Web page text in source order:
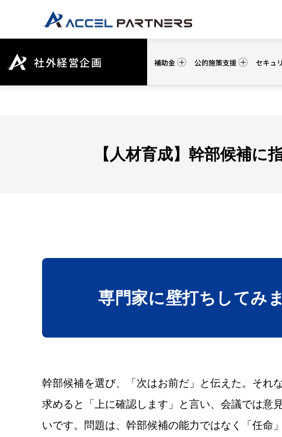
社外経営企画 補助金 公的施策支援 セキュ
【人材育成】幹部候補
専門家に壁打ち してみ
幹部候補を選び、「次はお前だ」と伝えた。それ
求めると「上に確認します」と言い、会議では
いです。問題は、幹部候補の能力ではなく「任命